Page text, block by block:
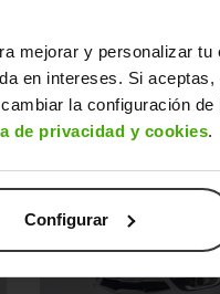
mejorar y personalizar
en intereses. Si
la configuración
de privacidad y cookies.
Configurar
Kia Stonic
1.0 T-GDi MHEV
2023 | 72.066km |
Mild hybrid